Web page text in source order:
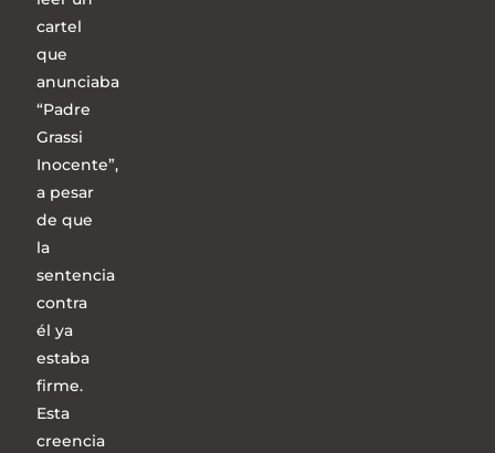
cartel
que
anunciaba
“Padre
Grassi
Inocente”,
a pesar
de que
la
sentencia
contra
él ya
estaba
firme.
Esta
creencia